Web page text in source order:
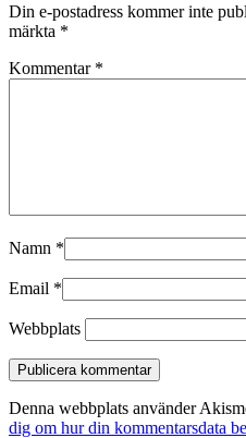
Din e-postadress kommer inte
märkta *
Kommentar *
Namn *
Email *
Webbplats
Denna webbplats använder
dig om hur din kommentarsdata